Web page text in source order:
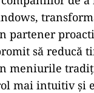
partener
să reducă
meniurile
mai intuitiv și